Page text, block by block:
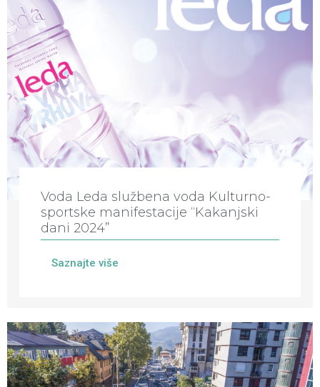
Voda Leda službena voda Kulturno-
sportske manifestacije “Kakanjski
dani 2024”
Saznajte više